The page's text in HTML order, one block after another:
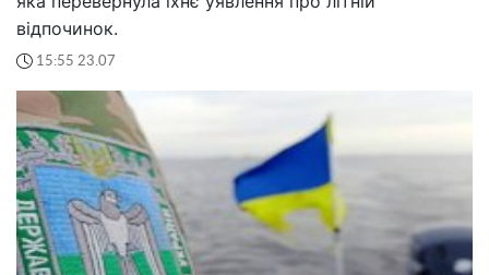
відпочинок.
15:55 23.07